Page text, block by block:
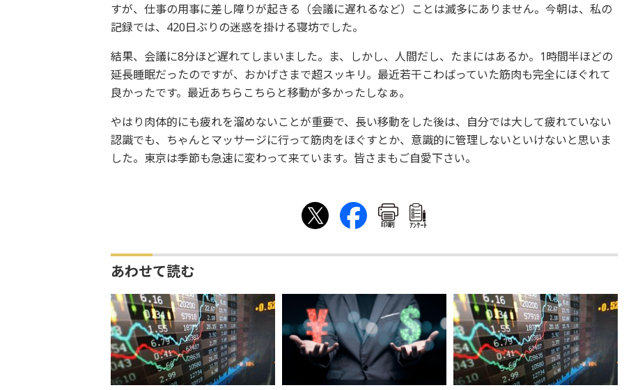
すが、仕事の用事に差し障りが起きる（会議に遅れるなど）ことは滅多にありません。今朝は、私の
記録では、420日ぶりの迷惑を掛ける寝坊でした。
結果、会議に8分ほど遅れてしまいました。ま、しかし、人間だし、たまにはあるか。1時間半ほどの
延長睡眠だったのですが、おかげさまで超スッキリ。最近若干こわばっていた筋肉も完全にほぐれて
良かったです。最近あちらこちらと移動が多かったしなぁ。
やはり肉体的にも疲れを溜めないことが重要で、長い移動をした後は、自分では大して疲れていない
認識でも、ちゃんとマッサージに行って筋肉をほぐすとか、意識的に管理しないといけないと思いま
した。東京は季節も急速に変わって来ています。皆さまもご自愛下さい。
印刷 ｱﾝｹｰﾄ
あわせて読む